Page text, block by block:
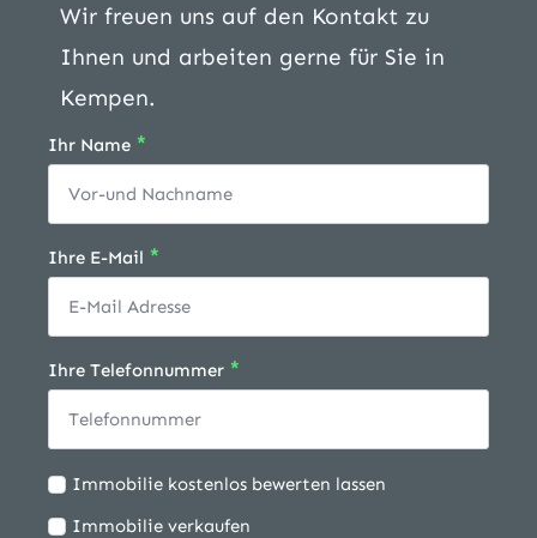
Wir freuen uns auf den Kontakt zu
Ihnen und arbeiten gerne für Sie in
Kempen.
Ihr Name *
Ihre E-Mail *
Ihre Telefonnummer *
Ich
möchte:
Immobilie kostenlos bewerten lassen
Immobilie verkaufen